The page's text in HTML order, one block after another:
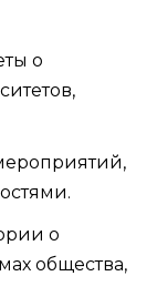
о
о
общества,